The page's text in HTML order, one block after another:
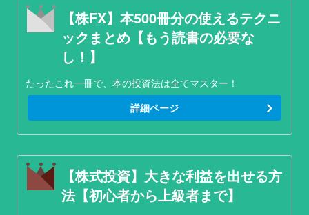
【株FX】本500冊分の使えるテクニ
ックまとめ【もう読書の必要な
し！】
たったこれ一冊で、本の投資法は全てマスター！
詳細ページ
【株式投資】大きな利益を出せる方
法【初心者から上級者まで】